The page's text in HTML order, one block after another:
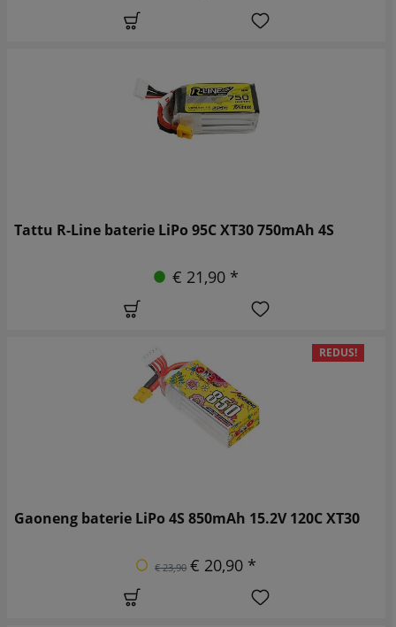
Tattu R-Line baterie LiPo 95C XT30 750mAh 4S
€ 21,90 *
REDUS!
Gaoneng baterie LiPo 4S 850mAh 15.2V 120C XT30
€ 23,90 € 20,90 *